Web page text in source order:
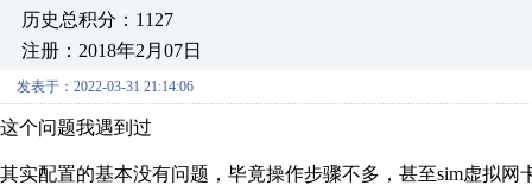
历史总积分：1127
注册：2018年2月07日
发表于：2022-03-31 21:14:06
这个问题我遇到过
其实配置的基本没有问题，毕竟操作步骤不多，甚至sim虚拟